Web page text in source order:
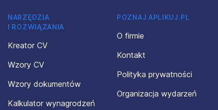
NARZĘDZIA
I ROZWIĄZANIA
Kreator CV
Wzory CV
Wzory dokumentów
Kalkulator wynagrodzeń
POZNAJ APLIKUJ.PL
O firmie
Kontakt
Polityka prywatności
Organizacja wydarzeń